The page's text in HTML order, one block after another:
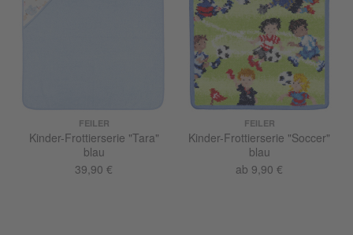
FEILER
Kinder-Frottierserie "Tara"
blau
39,90 €
FEILER
Kinder-Frottierserie "Soccer"
blau
ab 9,90 €